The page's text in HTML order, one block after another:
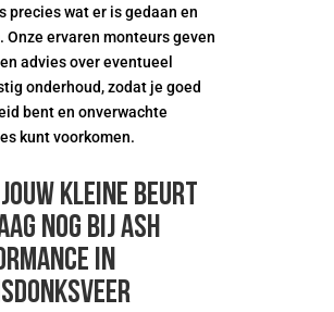
precies wat er is gedaan en
Onze ervaren monteurs geven
advies over eventueel
onderhoud, zodat je goed
bent en onverwachte
kunt voorkomen.
kleine beurt
nog bij ASH
in